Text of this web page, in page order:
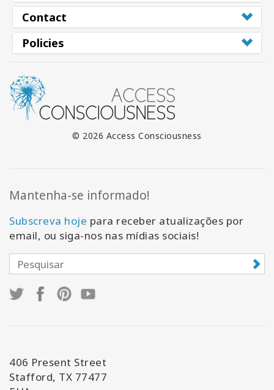
Contact
Policies
© 2026 Access Consciousness
Mantenha-se informado!
Subscreva hoje para receber atualizações por
email, ou siga-nos nas mídias sociais!
406 Present Street
Stafford, TX 77477